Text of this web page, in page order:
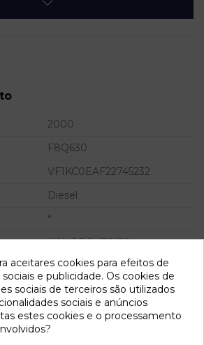
2000
F8Q630
VF1KC0EAF22745232
Diesel
*
KANGOO (F/KC0)
2022-04-06
aceitares cookies para efeitos de
e publicidade. Os cookies de
sociais de terceiros são utilizados
sociais e anúncios
estes cookies e o processamento